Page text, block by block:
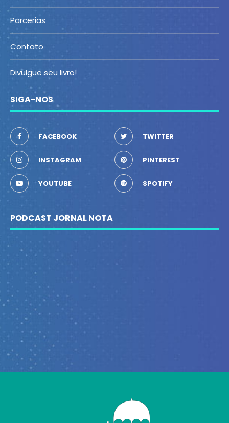
Parcerias
Contato
Divulgue seu livro!
SIGA-NOS
FACEBOOK TWITTER
INSTAGRAM PINTEREST
YOUTUBE SPOTIFY
PODCAST JORNAL NOTA